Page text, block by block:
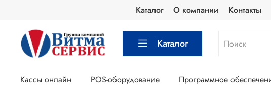
Каталог О компании Контакты
Каталог
Кассы онлайн POS-оборудование Программное